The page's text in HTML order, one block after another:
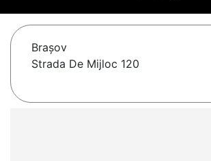
Braşov
Strada De Mijloc 120